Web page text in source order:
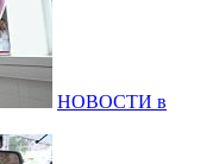
НОВОСТИ в